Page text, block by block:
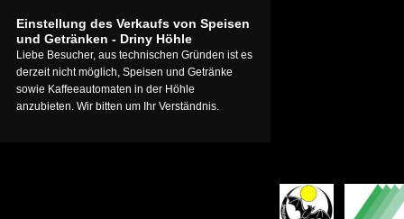
Einstellung des Verkaufs von Speisen
und Getränken - Driny Höhle
Liebe Besucher, aus technischen Gründen ist es
derzeit nicht möglich, Speisen und Getränke
sowie Kaffeeautomaten in der Höhle
anzubieten. Wir bitten um Ihr Verständnis.